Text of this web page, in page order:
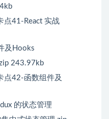
点41-React 实战
及Hooks
243.97kb
点42-函数组件及
的状态管理